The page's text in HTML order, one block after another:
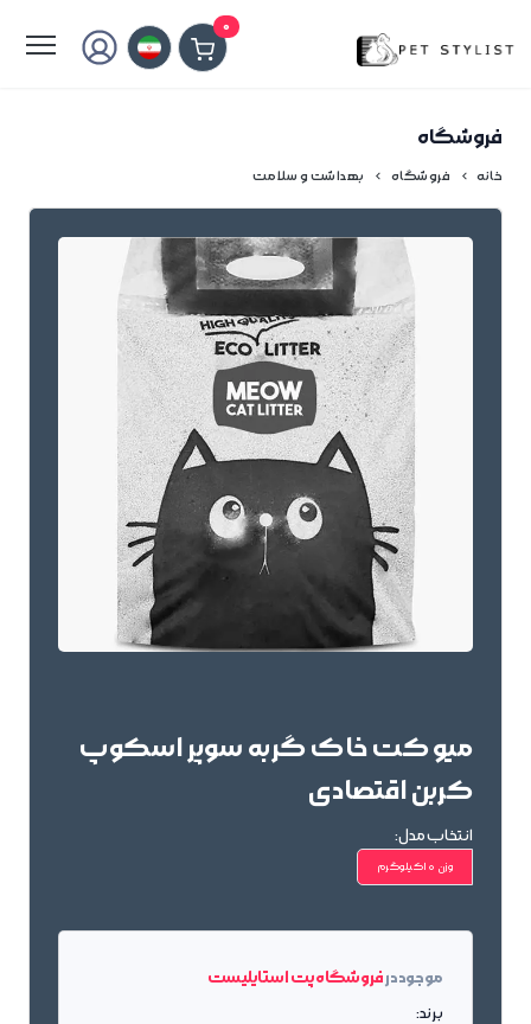
0
فروشگاه
خانه فروشگاه بهداشت و سلامت
میو کت خاک گربه سوپر اسکوپ
کربن اقتصادی
انتخاب مدل:
وزن 10کیلوگرم
موجود درفروشگاه پت استایلیست
برند: